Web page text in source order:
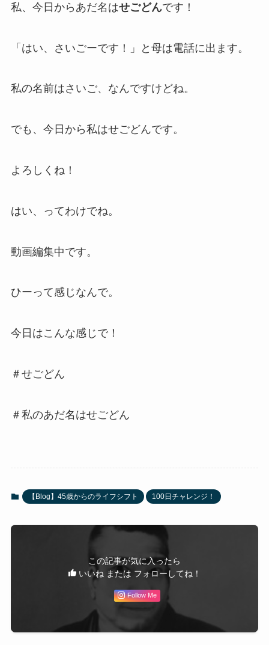
私、今日からあだ名はせごどんです！
「はい、さいごーです！」と母は電話に出ます。
私の名前はさいご、なんですけどね。
でも、今日から私はせごどんです。
よろしくね！
はい、ってわけでね。
動画編集中です。
ひーって感じなんで。
今日はこんな感じで！
＃せごどん
＃私のあだ名はせごどん
【Blog】45歳からのライフシフト 100日チャレンジ！
この記事が気に入ったら
いいね または フォローしてね！
Follow Me